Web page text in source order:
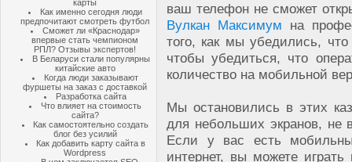
карты
Как именно сегодня люди
предпочитают смотреть футбол
Сможет ли «Краснодар»
впервые стать чемпионом
РПЛ? Отзывы экспертов!
В Беларуси стали популярны
китайские авто
Когда люди заказывают
фуршеты на заказ с доставкой
Разработка сайта
Что влияет на стоимость
сайта?
Как самостоятельно создать
блог без усилий
Как добавить карту сайта в
Wordpress
ваш телефон не сможет
Вулкан Максимум на
того, как мы убедились,
чтобы убедиться, что
количество на мобильной
Мы остановились в этих
для небольших экранов, не
Если у вас есть
интернет, вы можете